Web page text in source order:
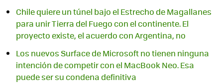
Chile quiere un túnel bajo el Estrecho de Magallanes
para unir Tierra del Fuego con el continente. El
proyecto existe, el acuerdo con Argentina, no
Los nuevos Surface de Microsoft no tienen ninguna
intención de competir con el MacBook Neo. Esa
puede ser su condena definitiva